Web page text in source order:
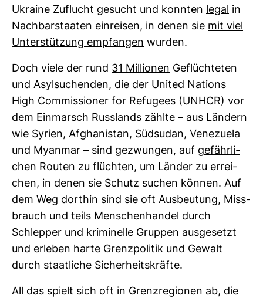
Ukraine Zuflucht gesucht und konnten legal in
Nach­bar­staaten ein­reisen, in denen sie mit viel
Unter­stüt­zung emp­fangen wurden.
Doch viele der rund 31 Mil­lionen Geflüch­teten
und Asyl­su­chenden, die der United Nations
High Com­mis­sioner for Refu­gees (UNHCR) vor
dem Ein­marsch Russ­lands zählte – aus Län­dern
wie Syrien, Afgha­ni­stan, Süd­sudan, Vene­zuela
und Myanmar – sind gezwungen, auf gefähr­li­
chen Routen zu flüchten, um Länder zu errei­
chen, in denen sie Schutz suchen können. Auf
dem Weg dorthin sind sie oft Aus­beu­tung, Miss­
brauch und teils Men­schen­handel durch
Schlepper und kri­mi­nelle Gruppen aus­ge­setzt
und erleben harte Grenz­po­litik und Gewalt
durch staat­liche Sicher­heits­kräfte.
All das spielt sich oft in Grenz­re­gionen ab, die